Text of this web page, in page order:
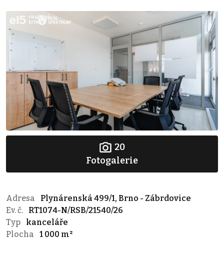
20
Fotogalerie
Adresa
Plynárenská 499/1, Brno - Zábrdovice
Ev. č.
RT1074-N/RSB/21540/26
Typ
kanceláře
Plocha
1 000 m²